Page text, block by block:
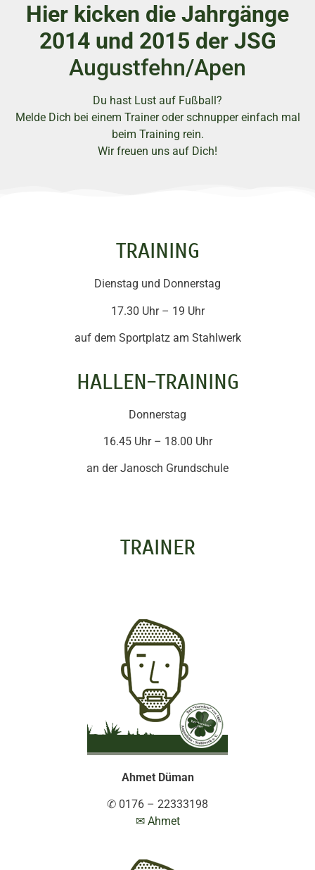
Hier kicken die Jahrgänge
2014 und 2015 der JSG
Augustfehn/Apen
Du hast Lust auf Fußball?
Melde Dich bei einem Trainer oder schnupper einfach mal
beim Training rein.
Wir freuen uns auf Dich!
TRAINING
Dienstag und Donnerstag
17.30 Uhr – 19 Uhr
auf dem Sportplatz am Stahlwerk
HALLEN-TRAINING
Donnerstag
16.45 Uhr – 18.00 Uhr
an der Janosch Grundschule
TRAINER
Ahmet Düman
✆ 0176 – 22333198
✉ Ahmet